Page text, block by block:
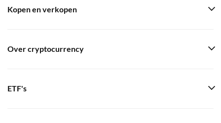
Kopen en verkopen
Over cryptocurrency
ETF's